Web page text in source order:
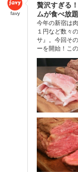
favy
贅沢すぎる
ムが食べ放
今年の新宿は
１円など数々
サ』。今回そ
ーを開始！こ